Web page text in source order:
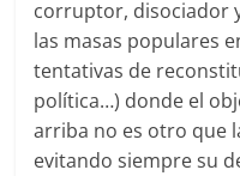
corruptor, disociador
las masas populares
tentativas de
política…) donde el
arriba no es otro que
evitando siempre su